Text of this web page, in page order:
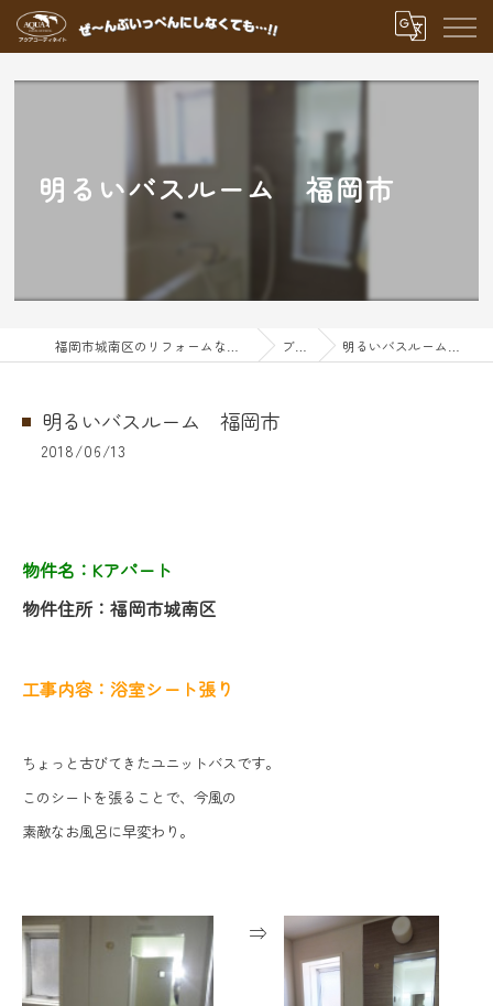
明るいバスルーム 福岡市
ブログ 明るいバスルーム 福岡市
明るいバスルーム 福岡市
2018/06/13
物件名：Kアパート
物件住所：福岡市城南区
工事内容：浴室シート張り
ちょっと古びてきたユニットバスです。
このシートを張ることで、今風の
素敵なお風呂に早変わり。
⇒